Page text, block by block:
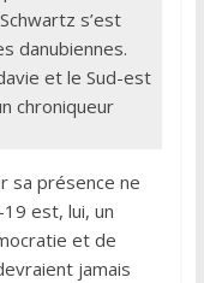
s’est
danubiennes.
et le Sud-est
chroniqueur
sa présence ne
est, lui, un
et de
jamais